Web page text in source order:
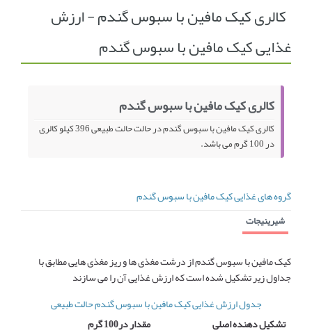
انجمن متخصصین زنان و اوما انتخاب نام کودک
فهرست مواد غذایی اپلیکیشن بارداری و کودک اوما
کالری کیک مافین با سبوس گندم - ارزش
غذایی کیک مافین با سبوس گندم
کالری کیک مافین با سبوس گندم
کالری کیک مافین با سبوس گندم در حالت حالت طبیعی 396 کیلو کالری
در 100 گرم می باشد.
گروه های غذایی کیک مافین با سبوس گندم
شیرینیجات
کیک مافین با سبوس گندم از درشت مغذی ها و ریز مغذی هایی مطابق با
جداول زیر تشکیل شده است که ارزش غذایی آن را می سازند
جدول ارزش غذایی کیک مافین با سبوس گندم حالت طبیعی
تشکیل دهنده اصلی
مقدار در100 گرم